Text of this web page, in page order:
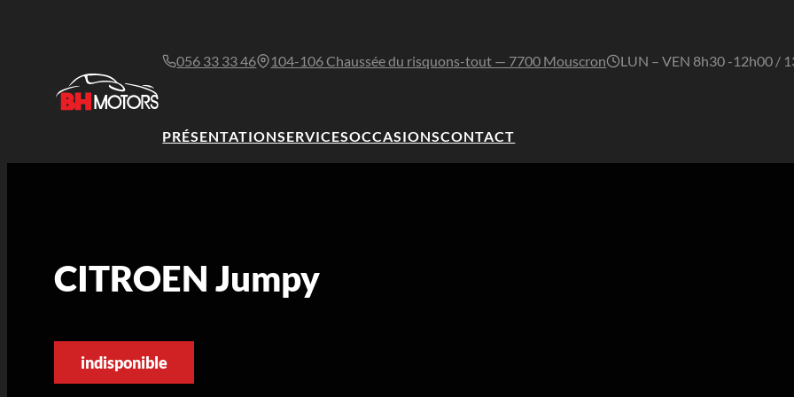
056 33 33 46 104-106 Chaussée du risquons-tout — 7700 Mouscron LUN – VEN 8h30 -12h00 /
PRÉSENTATIONSERVICESOCCASIONSCONTACT
CITROEN Jumpy
indisponible